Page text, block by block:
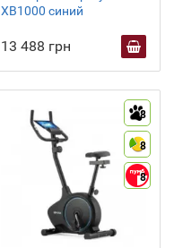
XB1000 синий
13 488 грн
8
8
8